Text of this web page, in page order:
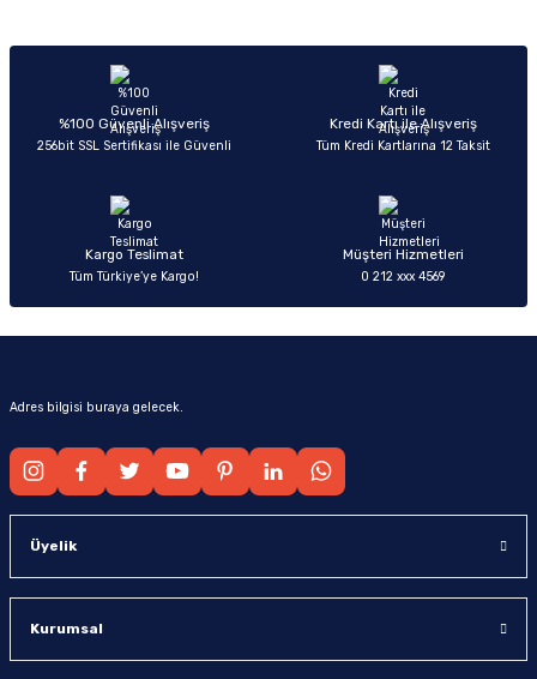
Ürün açıklamasında eksik bilgiler bulunuyor.
Ürün bilgilerinde hatalar bulunuyor.
Ürün fiyatı diğer sitelerden daha pahalı.
%100 Güvenli Alışveriş
256bit SSL Sertifikası ile Güvenli
Kredi Kartı ile Alışveriş
Tüm Kredi Kartlarına 12 Taksit
Kargo Teslimat
Tüm Türkiye’ye Kargo!
Müşteri Hizmetleri
0 212 xxx 4569
Adres bilgisi buraya gelecek.
Üyelik
Kurumsal